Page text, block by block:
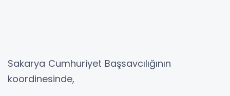
Sakarya Cumhuriyet Başsavcılığının
koordinesinde,